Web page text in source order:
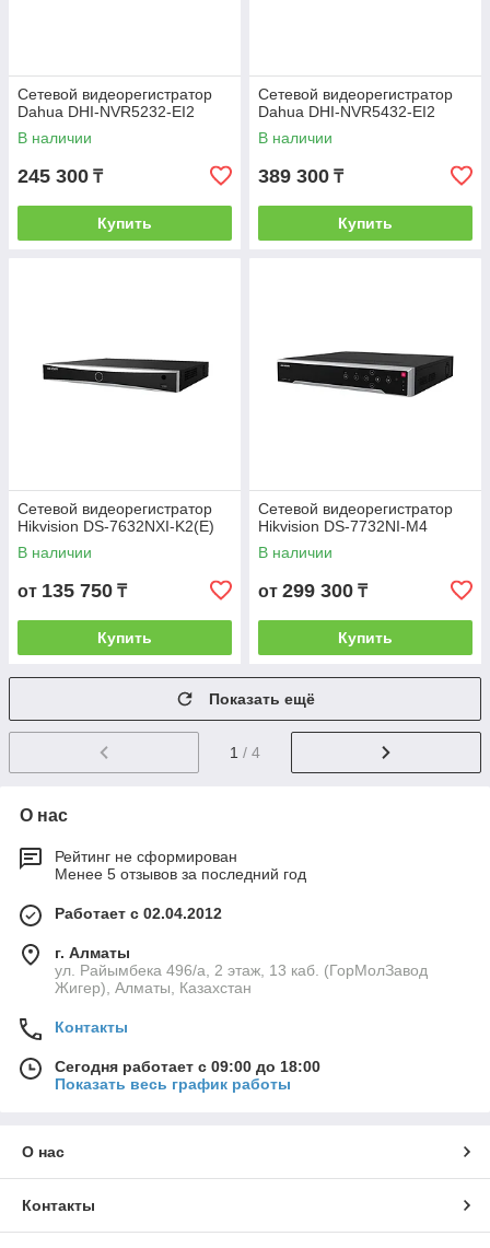
Сетевой видеорегистратор
Dahua DHI-NVR5232-EI2
В наличии
245 300 ₸
Купить
Сетевой видеорегистратор
Dahua DHI-NVR5432-EI2
В наличии
389 300 ₸
Купить
Сетевой видеорегистратор
Hikvision DS-7632NXI-K2(E)
В наличии
от 135 750 ₸
Купить
Сетевой видеорегистратор
Hikvision DS-7732NI-M4
В наличии
от 299 300 ₸
Купить
Показать ещё
1 / 4
О нас
Рейтинг не сформирован
Менее 5 отзывов за последний год
Работает с 02.04.2012
г. Алматы
ул. Райымбека 496/а, 2 этаж, 13 каб. (ГорМолЗавод
Жигер), Алматы, Казахстан
Контакты
Сегодня работает с 09:00 до 18:00
Показать весь график работы
О нас
Контакты